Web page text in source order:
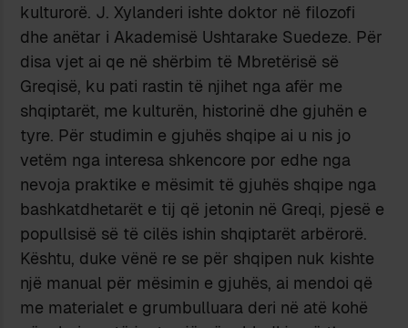
kulturorë. J. Xylanderi ishte doktor në filozofi
dhe anëtar i Akademisë Ushtarake Suedeze. Për
disa vjet ai qe në shërbim të Mbretërisë së
Greqisë, ku pati rastin të njihet nga afër me
shqiptarët, me kulturën, historinë dhe gjuhën e
tyre. Për studimin e gjuhës shqipe ai u nis jo
vetëm nga interesa shkencore por edhe nga
nevoja praktike e mësimit të gjuhës shqipe nga
bashkatdhetarët e tij që jetonin në Greqi, pjesë e
popullsisë së të cilës ishin shqiptarët arbërorë.
Kështu, duke vënë re se për shqipen nuk kishte
një manual për mësimin e gjuhës, ai mendoi që
me materialet e grumbulluara deri në atë kohë